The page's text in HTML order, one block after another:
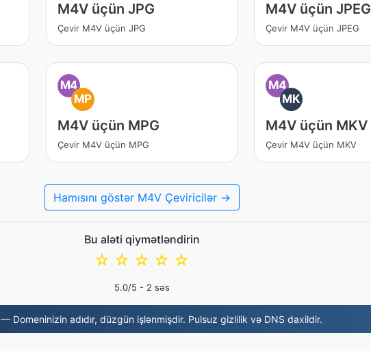
M4V üçün JPG
Çevir M4V üçün JPG
M4V üçün JPEG
Çevir M4V üçün JPEG
M4
MP
M4V üçün MPG
Çevir M4V üçün MPG
M4
MK
M4V üçün MKV
Çevir M4V üçün MKV
Hamısını göstər M4V Çeviricilər →
Bu aləti qiymətləndirin
☆
☆
☆
☆
☆
5.0/5 - 2 səs
— Domeninizin adıdır, düzgün işlənmişdir. Pulsuz gizlilik və DNS daxildir.